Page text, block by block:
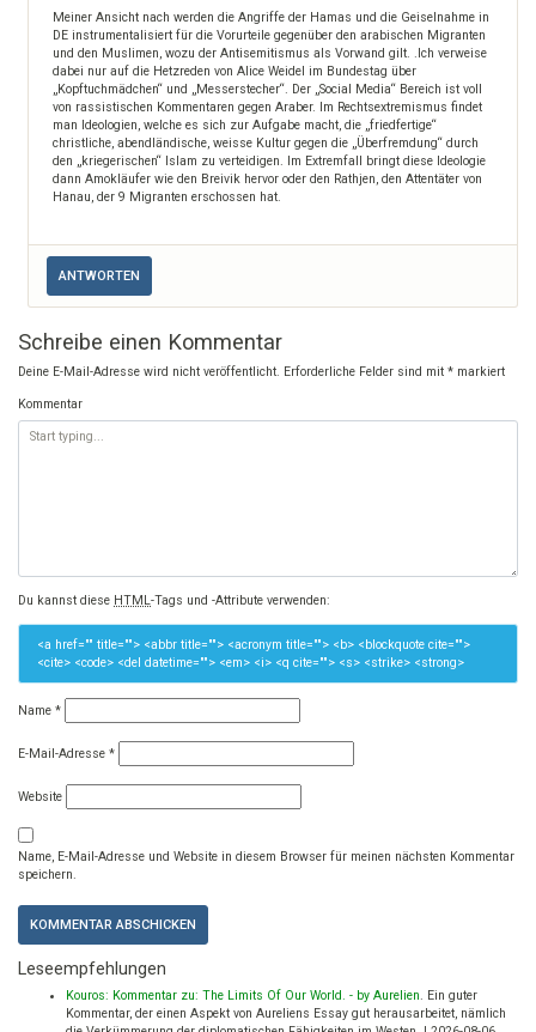
Meiner Ansicht nach werden die Angriffe der Hamas und die Geiselnahme in
DE instrumentalisiert für die Vorurteile gegenüber den arabischen Migranten
und den Muslimen, wozu der Antisemitismus als Vorwand gilt. .Ich verweise
dabei nur auf die Hetzreden von Alice Weidel im Bundestag über
„Kopftuchmädchen“ und „Messerstecher“. Der „Social Media“ Bereich ist voll
von rassistischen Kommentaren gegen Araber. Im Rechtsextremismus findet
man Ideologien, welche es sich zur Aufgabe macht, die „friedfertige“
christliche, abendländische, weisse Kultur gegen die „Überfremdung“ durch
den „kriegerischen“ Islam zu verteidigen. Im Extremfall bringt diese Ideologie
dann Amokläufer wie den Breivik hervor oder den Rathjen, den Attentäter von
Hanau, der 9 Migranten erschossen hat.
ANTWORTEN
Schreibe einen Kommentar
Deine E-Mail-Adresse wird nicht veröffentlicht. Erforderliche Felder sind mit * markiert
Kommentar
Du kannst diese HTML-Tags und -Attribute verwenden:
<a href="" title=""> <abbr title=""> <acronym title=""> <b> <blockquote cite="">
<cite> <code> <del datetime=""> <em> <i> <q cite=""> <s> <strike> <strong>
Name *
E-Mail-Adresse *
Website
Name, E-Mail-Adresse und Website in diesem Browser für meinen nächsten Kommentar
speichern.
Leseempfehlungen
Kouros: Kommentar zu: The Limits Of Our World. - by Aurelien. Ein guter
Kommentar, der einen Aspekt von Aureliens Essay gut herausarbeitet, nämlich